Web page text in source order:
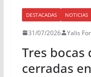
DESTACADAS NOTICIAS
31/07/2026 Yalis
Tres bocas
cerradas